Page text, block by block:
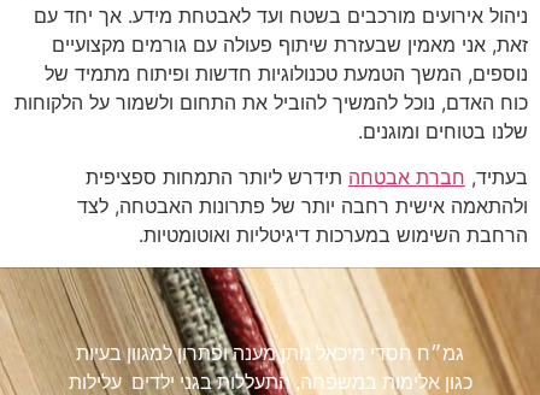
ניהול אירועים מורכבים בשטח ועד לאבטחת מידע. אך יחד עם
זאת, אני מאמין שבעזרת שיתוף פעולה עם גורמים מקצועיים
נוספים, המשך הטמעת טכנולוגיות חדשות ופיתוח מתמיד של
כוח האדם, נוכל להמשיך להוביל את התחום ולשמור על הלקוחות
שלנו בטוחים ומוגנים.
בעתיד, חברת אבטחה תידרש ליותר התמחות ספציפית
ולהתאמה אישית רחבה יותר של פתרונות האבטחה, לצד
הרחבת השימוש במערכות דיגיטליות ואוטומטיות.
גמ״ח חסדי מיכאל נותן מענה ופתרון למגוון בעיות
כגון אלימות במשפחה, התעללות בגני ילדים עלילות